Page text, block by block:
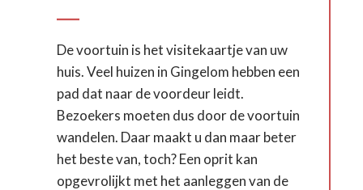
De voortuin is het visitekaartje van uw
huis. Veel huizen in Gingelom hebben een
pad dat naar de voordeur leidt.
Bezoekers moeten dus door de voortuin
wandelen. Daar maakt u dan maar beter
het beste van, toch? Een oprit kan
opgevrolijkt met het aanleggen van de